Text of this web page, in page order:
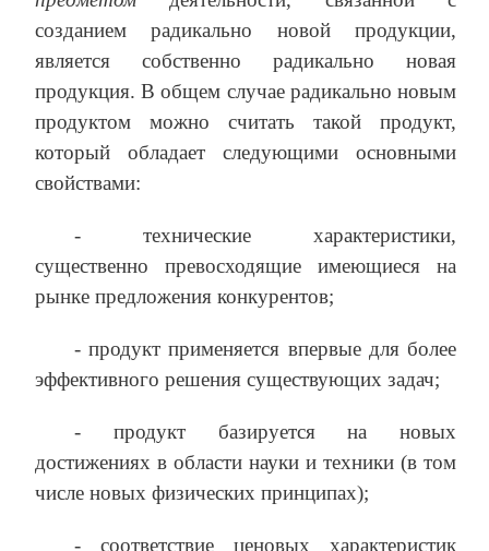
созданием радикально новой продукции,
является собственно радикально новая
продукция. В общем случае радикально новым
продуктом можно считать такой продукт,
который обладает следующими основными
свойствами:
- технические характеристики,
существенно превосходящие имеющиеся на
рынке предложения конкурентов;
- продукт применяется впервые для более
эффективного решения существующих задач;
- продукт базируется на новых
достижениях в области науки и техники (в том
числе новых физических принципах);
- соответствие ценовых характеристик